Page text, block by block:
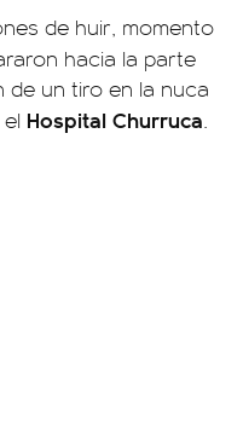
de huir, momento
hacia la parte
de un tiro en la nuca
Hospital Churruca.